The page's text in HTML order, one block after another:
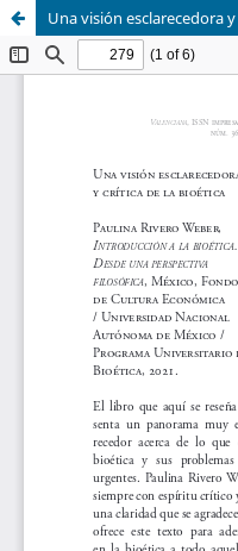
Una visión esclarecedora